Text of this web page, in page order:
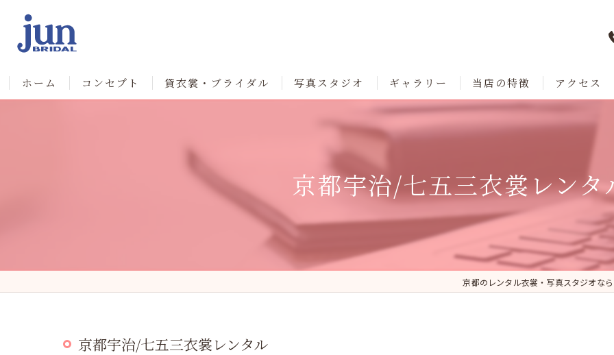
ホーム コンセプト 貸衣裳・ブライダル 写真スタジオ ギャラリー 当店の特徴
七五三
卒業
ブライダル
レンタル
アクセス
京都宇治/七五三衣裳レンタ
京都のレンタル衣裳・写真スタジオな
京都宇治/七五三衣裳レンタル